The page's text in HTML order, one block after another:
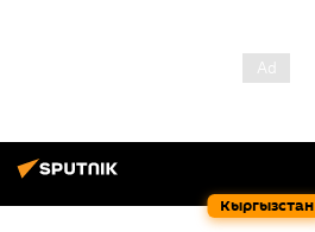
Кыргызстан